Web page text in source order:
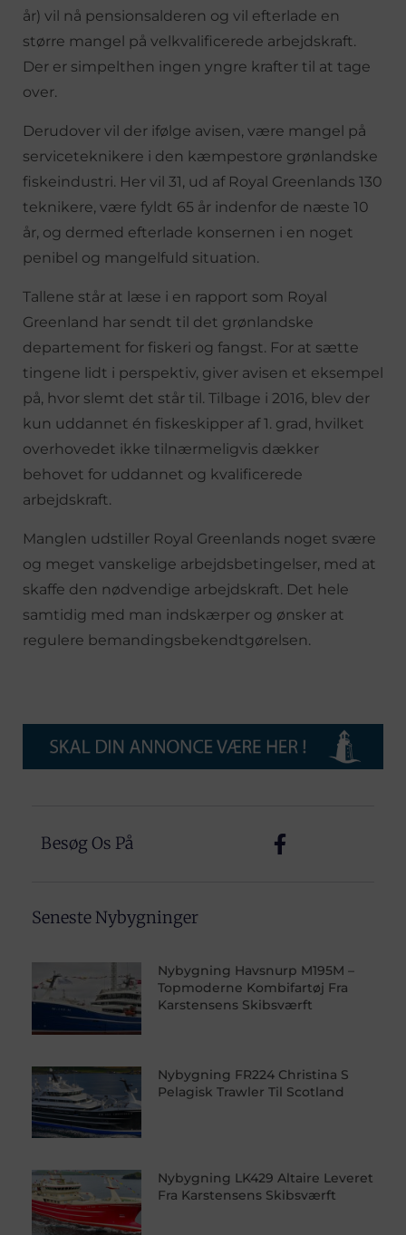
år) vil nå pensionsalderen og vil efterlade en
større mangel på velkvalificerede arbejdskraft.
Der er simpelthen ingen yngre krafter til at tage
over.
Derudover vil der ifølge avisen, være mangel på
serviceteknikere i den kæmpestore grønlandske
fiskeindustri. Her vil 31, ud af Royal Greenlands 130
teknikere, være fyldt 65 år indenfor de næste 10
år, og dermed efterlade konsernen i en noget
penibel og mangelfuld situation.
Tallene står at læse i en rapport som Royal
Greenland har sendt til det grønlandske
departement for fiskeri og fangst. For at sætte
tingene lidt i perspektiv, giver avisen et eksempel
på, hvor slemt det står til. Tilbage i 2016, blev der
kun uddannet én fiskeskipper af 1. grad, hvilket
overhovedet ikke tilnærmeligvis dækker
behovet for uddannet og kvalificerede
arbejdskraft.
Manglen udstiller Royal Greenlands noget svære
og meget vanskelige arbejdsbetingelser, med at
skaffe den nødvendige arbejdskraft. Det hele
samtidig med man indskærper og ønsker at
regulere bemandingsbekendtgørelsen.
Besøg Os På
Seneste Nybygninger
Nybygning Havsnurp M195M –
Topmoderne Kombifartøj Fra
Karstensens Skibsværft
Nybygning FR224 Christina S
Pelagisk Trawler Til Scotland
Nybygning LK429 Altaire Leveret
Fra Karstensens Skibsværft